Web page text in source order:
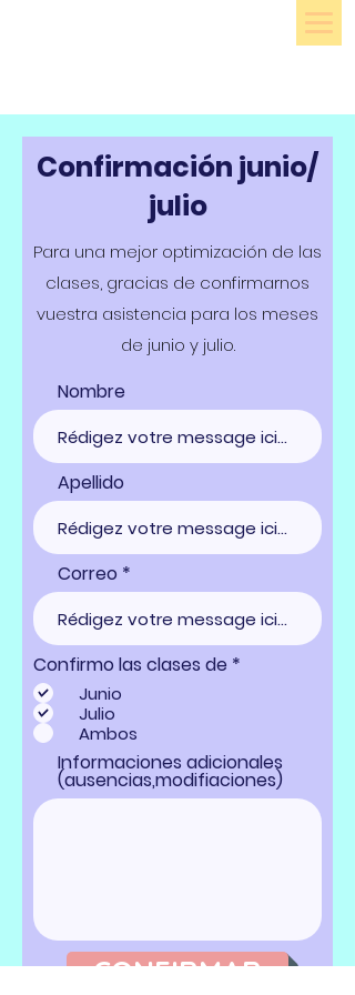
Confirmación junio/
julio
Para una mejor optimización de las
clases, gracias de confirmarnos
vuestra asistencia para los meses
de junio y julio.
Nombre
Apellido
Correo
Confirmo las clases de *
a
t
o
i
Junio
Julio
Ambos
Informaciones adicionales
(ausencias,modifiaciones)
CONFIRMAR